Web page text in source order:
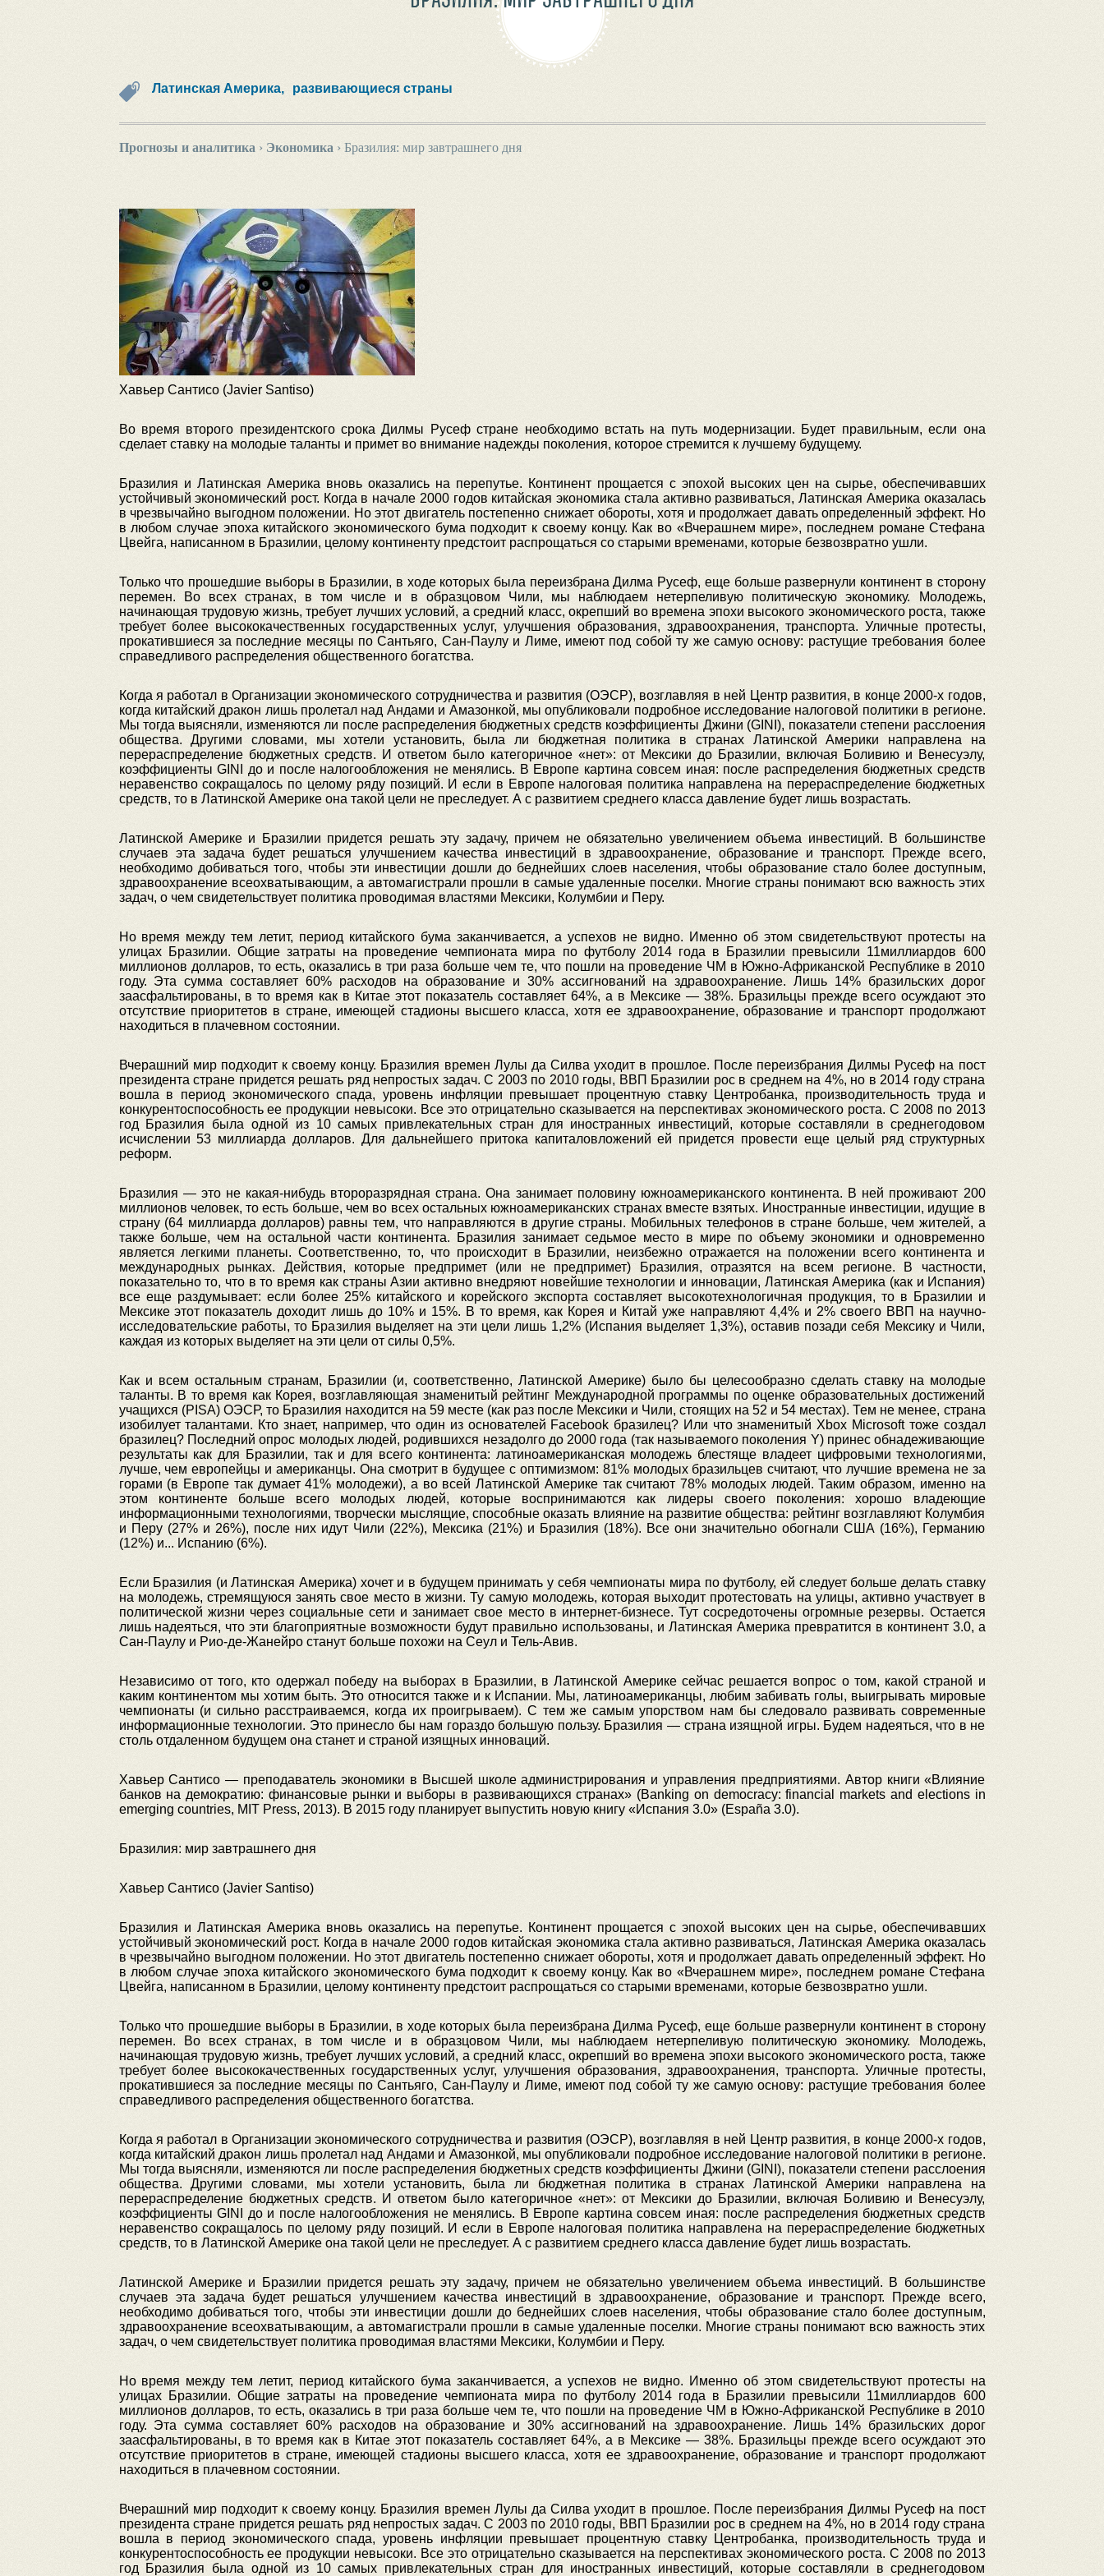
Латинская Америка, развивающиеся страны
Прогнозы и аналитика › Экономика › Бразилия: мир завтрашнего дня
Хавьер Сантисо (Javier Santiso)
Во время второго президентского срока Дилмы Русеф стране необходимо встать на путь модернизации. Будет правильным, если она
сделает ставку на молодые таланты и примет во внимание надежды поколения, которое стремится к лучшему будущему.
Бразилия и Латинская Америка вновь оказались на перепутье. Континент прощается с эпохой высоких цен на сырье, обеспечивавших
устойчивый экономический рост. Когда в начале 2000 годов китайская экономика стала активно развиваться, Латинская Америка оказалась
в чрезвычайно выгодном положении. Но этот двигатель постепенно снижает обороты, хотя и продолжает давать определенный эффект. Но
в любом случае эпоха китайского экономического бума подходит к своему концу. Как во «Вчерашнем мире», последнем романе Стефана
Цвейга, написанном в Бразилии, целому континенту предстоит распрощаться со старыми временами, которые безвозвратно ушли.
Только что прошедшие выборы в Бразилии, в ходе которых была переизбрана Дилма Русеф, еще больше развернули континент в сторону
перемен. Во всех странах, в том числе и в образцовом Чили, мы наблюдаем нетерпеливую политическую экономику. Молодежь,
начинающая трудовую жизнь, требует лучших условий, а средний класс, окрепший во времена эпохи высокого экономического роста, также
требует более высококачественных государственных услуг, улучшения образования, здравоохранения, транспорта. Уличные протесты,
прокатившиеся за последние месяцы по Сантьяго, Сан-Паулу и Лиме, имеют под собой ту же самую основу: растущие требования более
справедливого распределения общественного богатства.
Когда я работал в Организации экономического сотрудничества и развития (ОЭСР), возглавляя в ней Центр развития, в конце 2000-х годов,
когда китайский дракон лишь пролетал над Андами и Амазонкой, мы опубликовали подробное исследование налоговой политики в регионе.
Мы тогда выясняли, изменяются ли после распределения бюджетных средств коэффициенты Джини (GINI), показатели степени расслоения
общества. Другими словами, мы хотели установить, была ли бюджетная политика в странах Латинской Америки направлена на
перераспределение бюджетных средств. И ответом было категоричное «нет»: от Мексики до Бразилии, включая Боливию и Венесуэлу,
коэффициенты GINI до и после налогообложения не менялись. В Европе картина совсем иная: после распределения бюджетных средств
неравенство сокращалось по целому ряду позиций. И если в Европе налоговая политика направлена на перераспределение бюджетных
средств, то в Латинской Америке она такой цели не преследует. А с развитием среднего класса давление будет лишь возрастать.
Латинской Америке и Бразилии придется решать эту задачу, причем не обязательно увеличением объема инвестиций. В большинстве
случаев эта задача будет решаться улучшением качества инвестиций в здравоохранение, образование и транспорт. Прежде всего,
необходимо добиваться того, чтобы эти инвестиции дошли до беднейших слоев населения, чтобы образование стало более доступным,
здравоохранение всеохватывающим, а автомагистрали прошли в самые удаленные поселки. Многие страны понимают всю важность этих
задач, о чем свидетельствует политика проводимая властями Мексики, Колумбии и Перу.
Но время между тем летит, период китайского бума заканчивается, а успехов не видно. Именно об этом свидетельствуют протесты на
улицах Бразилии. Общие затраты на проведение чемпионата мира по футболу 2014 года в Бразилии превысили 11миллиардов 600
миллионов долларов, то есть, оказались в три раза больше чем те, что пошли на проведение ЧМ в Южно-Африканской Республике в 2010
году. Эта сумма составляет 60% расходов на образование и 30% ассигнований на здравоохранение. Лишь 14% бразильских дорог
заасфальтированы, в то время как в Китае этот показатель составляет 64%, а в Мексике — 38%. Бразильцы прежде всего осуждают это
отсутствие приоритетов в стране, имеющей стадионы высшего класса, хотя ее здравоохранение, образование и транспорт продолжают
находиться в плачевном состоянии.
Вчерашний мир подходит к своему концу. Бразилия времен Лулы да Силва уходит в прошлое. После переизбрания Дилмы Русеф на пост
президента стране придется решать ряд непростых задач. С 2003 по 2010 годы, ВВП Бразилии рос в среднем на 4%, но в 2014 году страна
вошла в период экономического спада, уровень инфляции превышает процентную ставку Центробанка, производительность труда и
конкурентоспособность ее продукции невысоки. Все это отрицательно сказывается на перспективах экономического роста. С 2008 по 2013
год Бразилия была одной из 10 самых привлекательных стран для иностранных инвестиций, которые составляли в среднегодовом
исчислении 53 миллиарда долларов. Для дальнейшего притока капиталовложений ей придется провести еще целый ряд структурных
реформ.
Бразилия — это не какая-нибудь второразрядная страна. Она занимает половину южноамериканского континента. В ней проживают 200
миллионов человек, то есть больше, чем во всех остальных южноамериканских странах вместе взятых. Иностранные инвестиции, идущие в
страну (64 миллиарда долларов) равны тем, что направляются в другие страны. Мобильных телефонов в стране больше, чем жителей, а
также больше, чем на остальной части континента. Бразилия занимает седьмое место в мире по объему экономики и одновременно
является легкими планеты. Соответственно, то, что происходит в Бразилии, неизбежно отражается на положении всего континента и
международных рынках. Действия, которые предпримет (или не предпримет) Бразилия, отразятся на всем регионе. В частности,
показательно то, что в то время как страны Азии активно внедряют новейшие технологии и инновации, Латинская Америка (как и Испания)
все еще раздумывает: если более 25% китайского и корейского экспорта составляет высокотехнологичная продукция, то в Бразилии и
Мексике этот показатель доходит лишь до 10% и 15%. В то время, как Корея и Китай уже направляют 4,4% и 2% своего ВВП на научно-
исследовательские работы, то Бразилия выделяет на эти цели лишь 1,2% (Испания выделяет 1,3%), оставив позади себя Мексику и Чили,
каждая из которых выделяет на эти цели от силы 0,5%.
Как и всем остальным странам, Бразилии (и, соответственно, Латинской Америке) было бы целесообразно сделать ставку на молодые
таланты. В то время как Корея, возглавляющая знаменитый рейтинг Международной программы по оценке образовательных достижений
учащихся (PISA) ОЭСР, то Бразилия находится на 59 месте (как раз после Мексики и Чили, стоящих на 52 и 54 местах). Тем не менее, страна
изобилует талантами. Кто знает, например, что один из основателей Facebook бразилец? Или что знаменитый Xbox Microsoft тоже создал
бразилец? Последний опрос молодых людей, родившихся незадолго до 2000 года (так называемого поколения Y) принес обнадеживающие
результаты как для Бразилии, так и для всего континента: латиноамериканская молодежь блестяще владеет цифровыми технологиями,
лучше, чем европейцы и американцы. Она смотрит в будущее с оптимизмом: 81% молодых бразильцев считают, что лучшие времена не за
горами (в Европе так думает 41% молодежи), а во всей Латинской Америке так считают 78% молодых людей. Таким образом, именно на
этом континенте больше всего молодых людей, которые воспринимаются как лидеры своего поколения: хорошо владеющие
информационными технологиями, творчески мыслящие, способные оказать влияние на развитие общества: рейтинг возглавляют Колумбия
и Перу (27% и 26%), после них идут Чили (22%), Мексика (21%) и Бразилия (18%). Все они значительно обогнали США (16%), Германию
(12%) и... Испанию (6%).
Если Бразилия (и Латинская Америка) хочет и в будущем принимать у себя чемпионаты мира по футболу, ей следует больше делать ставку
на молодежь, стремящуюся занять свое место в жизни. Ту самую молодежь, которая выходит протестовать на улицы, активно участвует в
политической жизни через социальные сети и занимает свое место в интернет-бизнесе. Тут сосредоточены огромные резервы. Остается
лишь надеяться, что эти благоприятные возможности будут правильно использованы, и Латинская Америка превратится в континент 3.0, а
Сан-Паулу и Рио-де-Жанейро станут больше похожи на Сеул и Тель-Авив.
Независимо от того, кто одержал победу на выборах в Бразилии, в Латинской Америке сейчас решается вопрос о том, какой страной и
каким континентом мы хотим быть. Это относится также и к Испании. Мы, латиноамериканцы, любим забивать голы, выигрывать мировые
чемпионаты (и сильно расстраиваемся, когда их проигрываем). С тем же самым упорством нам бы следовало развивать современные
информационные технологии. Это принесло бы нам гораздо большую пользу. Бразилия — страна изящной игры. Будем надеяться, что в не
столь отдаленном будущем она станет и страной изящных инноваций.
Хавьер Сантисо — преподаватель экономики в Высшей школе администрирования и управления предприятиями. Автор книги «Влияние
банков на демократию: финансовые рынки и выборы в развивающихся странах» (Banking on democracy: financial markets and elections in
emerging countries, MIT Press, 2013). В 2015 году планирует выпустить новую книгу «Испания 3.0» (España 3.0).
Бразилия: мир завтрашнего дня
Хавьер Сантисо (Javier Santiso)
Бразилия и Латинская Америка вновь оказались на перепутье. Континент прощается с эпохой высоких цен на сырье, обеспечивавших
устойчивый экономический рост. Когда в начале 2000 годов китайская экономика стала активно развиваться, Латинская Америка оказалась
в чрезвычайно выгодном положении. Но этот двигатель постепенно снижает обороты, хотя и продолжает давать определенный эффект. Но
в любом случае эпоха китайского экономического бума подходит к своему концу. Как во «Вчерашнем мире», последнем романе Стефана
Цвейга, написанном в Бразилии, целому континенту предстоит распрощаться со старыми временами, которые безвозвратно ушли.
Только что прошедшие выборы в Бразилии, в ходе которых была переизбрана Дилма Русеф, еще больше развернули континент в сторону
перемен. Во всех странах, в том числе и в образцовом Чили, мы наблюдаем нетерпеливую политическую экономику. Молодежь,
начинающая трудовую жизнь, требует лучших условий, а средний класс, окрепший во времена эпохи высокого экономического роста, также
требует более высококачественных государственных услуг, улучшения образования, здравоохранения, транспорта. Уличные протесты,
прокатившиеся за последние месяцы по Сантьяго, Сан-Паулу и Лиме, имеют под собой ту же самую основу: растущие требования более
справедливого распределения общественного богатства.
Когда я работал в Организации экономического сотрудничества и развития (ОЭСР), возглавляя в ней Центр развития, в конце 2000-х годов,
когда китайский дракон лишь пролетал над Андами и Амазонкой, мы опубликовали подробное исследование налоговой политики в регионе.
Мы тогда выясняли, изменяются ли после распределения бюджетных средств коэффициенты Джини (GINI), показатели степени расслоения
общества. Другими словами, мы хотели установить, была ли бюджетная политика в странах Латинской Америки направлена на
перераспределение бюджетных средств. И ответом было категоричное «нет»: от Мексики до Бразилии, включая Боливию и Венесуэлу,
коэффициенты GINI до и после налогообложения не менялись. В Европе картина совсем иная: после распределения бюджетных средств
неравенство сокращалось по целому ряду позиций. И если в Европе налоговая политика направлена на перераспределение бюджетных
средств, то в Латинской Америке она такой цели не преследует. А с развитием среднего класса давление будет лишь возрастать.
Латинской Америке и Бразилии придется решать эту задачу, причем не обязательно увеличением объема инвестиций. В большинстве
случаев эта задача будет решаться улучшением качества инвестиций в здравоохранение, образование и транспорт. Прежде всего,
необходимо добиваться того, чтобы эти инвестиции дошли до беднейших слоев населения, чтобы образование стало более доступным,
здравоохранение всеохватывающим, а автомагистрали прошли в самые удаленные поселки. Многие страны понимают всю важность этих
задач, о чем свидетельствует политика проводимая властями Мексики, Колумбии и Перу.
Но время между тем летит, период китайского бума заканчивается, а успехов не видно. Именно об этом свидетельствуют протесты на
улицах Бразилии. Общие затраты на проведение чемпионата мира по футболу 2014 года в Бразилии превысили 11миллиардов 600
миллионов долларов, то есть, оказались в три раза больше чем те, что пошли на проведение ЧМ в Южно-Африканской Республике в 2010
году. Эта сумма составляет 60% расходов на образование и 30% ассигнований на здравоохранение. Лишь 14% бразильских дорог
заасфальтированы, в то время как в Китае этот показатель составляет 64%, а в Мексике — 38%. Бразильцы прежде всего осуждают это
отсутствие приоритетов в стране, имеющей стадионы высшего класса, хотя ее здравоохранение, образование и транспорт продолжают
находиться в плачевном состоянии.
Вчерашний мир подходит к своему концу. Бразилия времен Лулы да Силва уходит в прошлое. После переизбрания Дилмы Русеф на пост
президента стране придется решать ряд непростых задач. С 2003 по 2010 годы, ВВП Бразилии рос в среднем на 4%, но в 2014 году страна
вошла в период экономического спада, уровень инфляции превышает процентную ставку Центробанка, производительность труда и
конкурентоспособность ее продукции невысоки. Все это отрицательно сказывается на перспективах экономического роста. С 2008 по 2013
год Бразилия была одной из 10 самых привлекательных стран для иностранных инвестиций, которые составляли в среднегодовом